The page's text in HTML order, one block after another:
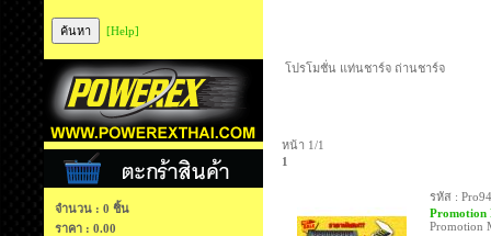
[Help]
จำนวน : 0 ชิ้น
ราคา : 0.00
โปรโมชั่น แท่นชาร์จ ถ่านชาร์จ
หน้า 1/1
1
รหัส :
Promotion
Promotion